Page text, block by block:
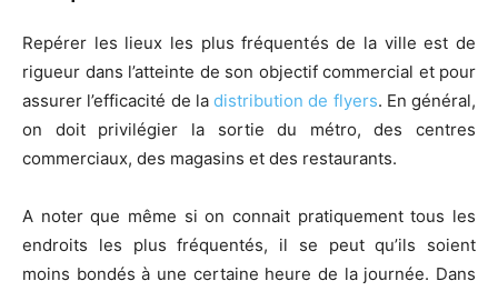
Repérer les lieux les plus fréquentés de la ville est de
rigueur dans l’atteinte de son objectif commercial et pour
assurer l’efficacité de la distribution de flyers. En général,
on doit privilégier la sortie du métro, des centres
commerciaux, des magasins et des restaurants.
A noter que même si on connait pratiquement tous les
endroits les plus fréquentés, il se peut qu’ils soient
moins bondés à une certaine heure de la journée. Dans